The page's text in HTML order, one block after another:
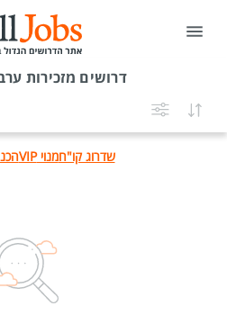
דרושים מזכירות
שדרוג קו"חמנוי VIP